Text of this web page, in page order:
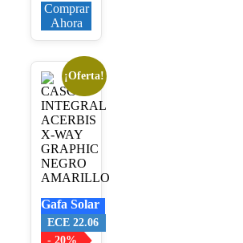
Comprar
Ahora
¡Oferta!
Gafa Solar
ECE 22.06
- 20%
Este
producto
tiene
múltiples
variantes.
Las
opciones
se
elegir
en
la